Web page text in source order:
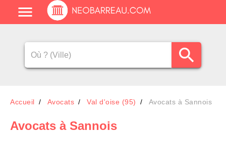
Accueil Avocats Val d'oise (95) Avocats à Sannois
Avocats à Sannois